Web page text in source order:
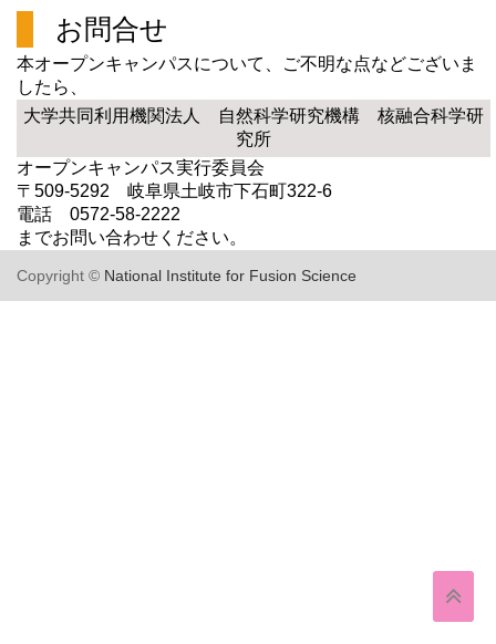
お問合せ
本オープンキャンパスについて、ご不明な点などございま
したら、
大学共同利用機関法人 自然科学研究機構 核融合科学研
究所
オープンキャンパス実行委員会
〒509-5292 岐阜県土岐市下石町322-6
電話 0572-58-2222
までお問い合わせください。
Copyright © National Institute for Fusion Science